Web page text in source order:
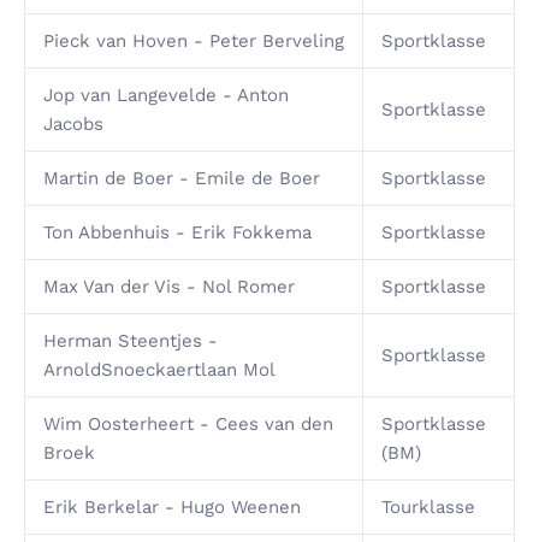
Pieck van Hoven - Peter Berveling Sportklasse
Jop van Langevelde - Anton
Jacobs
Sportklasse
Martin de Boer - Emile de Boer Sportklasse
Ton Abbenhuis - Erik Fokkema Sportklasse
Max Van der Vis - Nol Romer Sportklasse
Herman Steentjes -
ArnoldSnoeckaertlaan Mol
Sportklasse
Wim Oosterheert - Cees van den
Broek
Sportklasse
(BM)
Erik Berkelar - Hugo Weenen Tourklasse